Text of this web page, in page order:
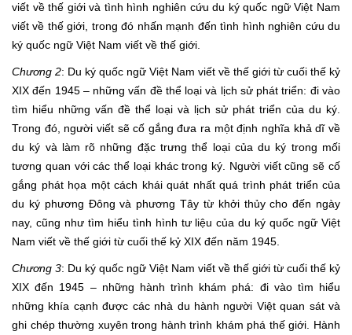
viết về thế giới và tình hình nghiên cứu du ký quốc ngữ Việt Nam
viết về thế giới, trong đó nhấn mạnh đến tình hình nghiên cứu du
ký quốc ngữ Việt Nam viết về thế giới.
Chương 2: Du ký quốc ngữ Việt Nam viết về thế giới từ cuối thế kỷ
XIX đến 1945 – những vấn đề thể loại và lịch sử phát triển: đi vào
tìm hiểu những vấn đề thể loại và lịch sử phát triển của du ký.
Trong đó, người viết sẽ cố gắng đưa ra một định nghĩa khả dĩ về
du ký và làm rõ những đặc trưng thể loại của du ký trong mối
tương quan với các thể loại khác trong ký. Người viết cũng sẽ cố
gắng phát họa một cách khái quát nhất quá trình phát triển của
du ký phương Đông và phương Tây từ khởi thủy cho đến ngày
nay, cũng như tìm hiểu tình hình tư liệu của du ký quốc ngữ Việt
Nam viết về thế giới từ cuối thế kỷ XIX đến năm 1945.
Chương 3: Du ký quốc ngữ Việt Nam viết về thế giới từ cuối thế kỷ
XIX đến 1945 – những hành trình khám phá: đi vào tìm hiểu
những khía cạnh được các nhà du hành người Việt quan sát và
ghi chép thường xuyên trong hành trình khám phá thế giới. Hành